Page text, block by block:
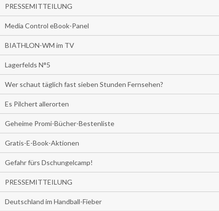
PRESSEMITTEILUNG
Media Control eBook-Panel
BIATHLON-WM im TV
Lagerfelds N°5
Wer schaut täglich fast sieben Stunden Fernsehen?
Es Pilchert allerorten
Geheime Promi-Bücher-Bestenliste
Gratis-E-Book-Aktionen
Gefahr fürs Dschungelcamp!
PRESSEMITTEILUNG
Deutschland im Handball-Fieber